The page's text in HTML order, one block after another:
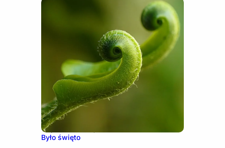
10 października, 2016
Było święto